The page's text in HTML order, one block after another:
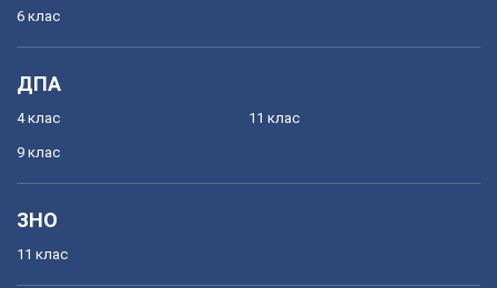
6 клас
ДПА
4 клас
9 клас
11 клас
ЗНО
11 клас